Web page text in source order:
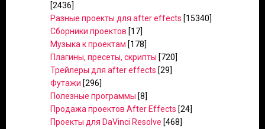
[2436]
Разные проекты для after effects [15340]
Сборники проектов [17]
Музыка к проектам [178]
Плагины, пресеты, скрипты [720]
Трейлеры для after effects [29]
Футажи [296]
Полезные программы [8]
Продажа проектов After Effects [24]
Проекты для DaVinci Resolve [468]